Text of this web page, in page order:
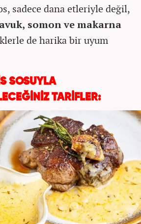
sadece dana etleriyle değil,
somon ve makarna
de harika bir uyum
SOSUYLA
TARİFLER: